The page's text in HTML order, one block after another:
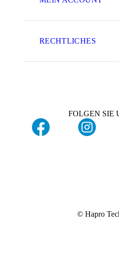
RECHTLICHES
FOLGEN SIE
© Hapro